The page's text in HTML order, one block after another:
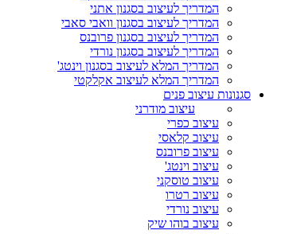
המדריך לעיצוב בסגנון אתני
המדריך לעיצוב בסגנון וואבי סאבי
המדריך לעיצוב בסגנון פרובנס
המדריך לעיצוב בסגנון נורדי
המדריך המלא לעיצוב בסגנון וינטג'
המדריך המלא לעיצוב אקלקטי
סגנונות עיצוב פנים
עיצוב מודרני
עיצוב כפרי
עיצוב קלאסי
עיצוב פרובנס
עיצוב וינטג'
עיצוב טוסקני
עיצוב רטרו
עיצוב נורדי
עיצוב בוהו שיק